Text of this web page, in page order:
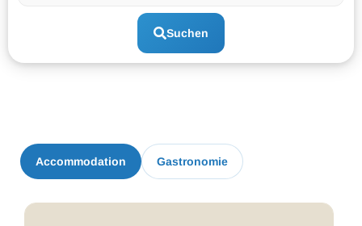
Suchen
Accommodation Gastronomie